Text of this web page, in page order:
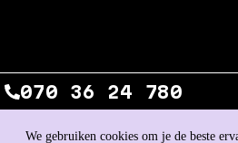
We gebruiken cookies om je de beste
070 36 24 780